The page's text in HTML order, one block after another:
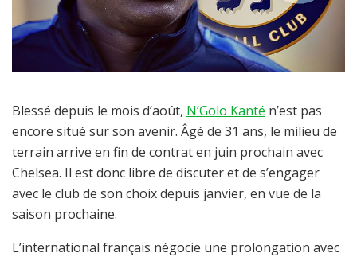
Blessé depuis le mois d’août, N’Golo Kanté n’est pas
encore situé sur son avenir. Âgé de 31 ans, le milieu de
terrain arrive en fin de contrat en juin prochain avec
Chelsea. Il est donc libre de discuter et de s’engager
avec le club de son choix depuis janvier, en vue de la
saison prochaine.
L’international français négocie une prolongation avec